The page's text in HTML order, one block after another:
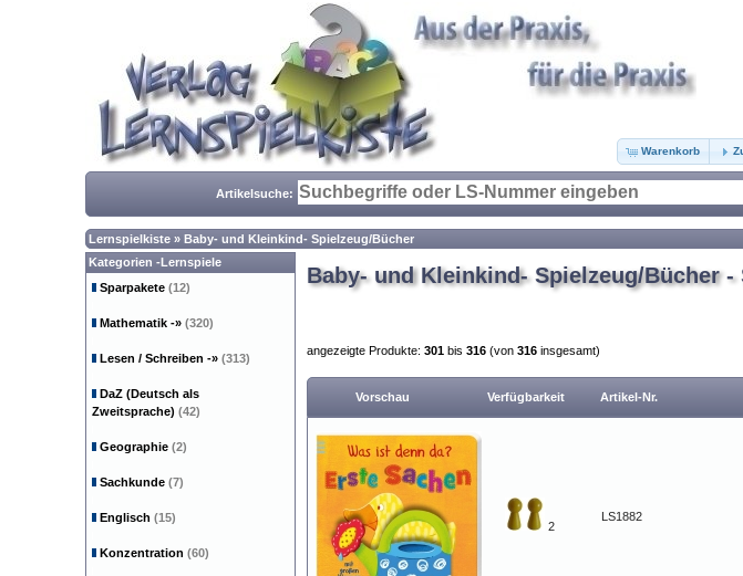
Warenkorb
Artikelsuche:
Lernspielkiste » Baby- und Kleinkind- Spielzeug/Bücher
Baby- und Kleinkind- Spielzeug/Bücher -
angezeigte Produkte: 301 bis 316 (von 316 insgesamt)
Vorschau Verfügbarkeit Artikel-Nr.
2
LS1882
Kategorien -Lernspiele
Sparpakete (12)
Mathematik -» (320)
Lesen / Schreiben -» (313)
DaZ (Deutsch als
Zweitsprache) (42)
Geographie (2)
Sachkunde (7)
Englisch (15)
Konzentration (60)